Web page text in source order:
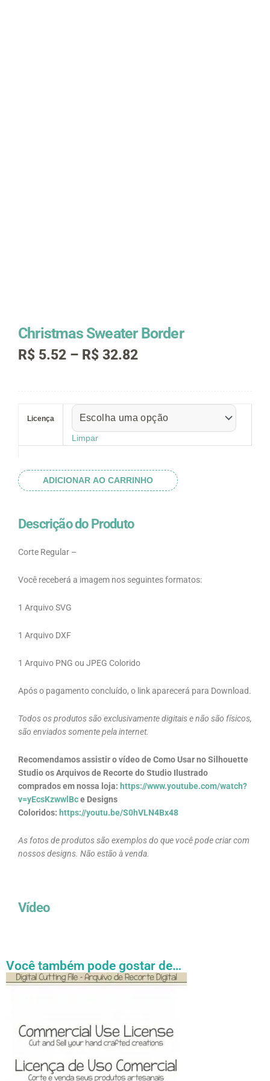
Christmas Sweater Border
R$ 5.52 – R$ 32.82Faixa
através
R$ 32.82
Licença
Limpar
Border
ADICIONAR AO CARRINHO
Descrição do Produto
Corte Regular –
Você receberá a imagem nos seguintes formatos:
1 Arquivo SVG
1 Arquivo DXF
1 Arquivo PNG ou JPEG Colorido
Após o pagamento concluído, o link aparecerá para Download.
Todos os produtos são exclusivamente digitais e não são físicos,
são enviados somente pela internet.
Recomendamos assistir o vídeo de Como Usar no Silhouette
Studio os Arquivos de Recorte do Studio Ilustrado
comprados em nossa loja: https://www.youtube.com/watch?
v=yEcsKzwwlBce Designs
Coloridos: https://youtu.be/S0hVLN4Bx48
As fotos de produtos são exemplos do que você pode criar com
nossos designs. Não estão à venda.
Vídeo
Você também pode gostar de…
Faixa
de
R$ 54.89
Este
variantes.
As
podem